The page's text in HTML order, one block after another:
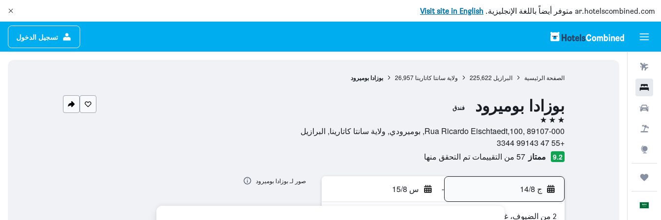
ar.hotelscombined.com متوفر أيضاً باللغة الإنجليزية. Visit site in English
تسجيل الدخول
الصفحة الرئيسية البرازيل 225,622 ولاية سانتا كاتارينا 26,957 بوزادا بوميرود
بوزادا بوميرود فندق
3 نجوم
Rua Ricardo Eischtaedt,100, 89107-000, بوميرودي, ولاية سانتا كاتارينا, البرازيل
+55 47 99143 3344
9.2 ممتاز 57 من التقييمات تم التحقق منها
ج 14/8 - س 15/8
2 من الضيوف، غرفة واحدة
صور لـ بوزادا بوميرود